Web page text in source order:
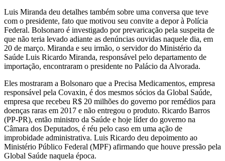
Luis Miranda deu detalhes também sobre uma conversa que teve
com o presidente, fato que motivou seu convite a depor à Polícia
Federal. Bolsonaro é investigado por prevaricação pela suspeita de
que não teria levado adiante as denúncias ouvidas naquele dia, em
20 de março. Miranda e seu irmão, o servidor do Ministério da
Saúde Luis Ricardo Miranda, responsável pelo departamento de
importação, encontraram o presidente no Palácio da Alvorada.
Eles mostraram a Bolsonaro que a Precisa Medicamentos, empresa
responsável pela Covaxin, é dos mesmos sócios da Global Saúde,
empresa que recebeu R$ 20 milhões do governo por remédios para
doenças raras em 2017 e não entregou o produto. Ricardo Barros
(PP-PR), então ministro da Saúde e hoje líder do governo na
Câmara dos Deputados, é réu pelo caso em uma ação de
improbidade administrativa. Luis Ricardo deu depoimento ao
Ministério Público Federal (MPF) afirmando que houve pressão pela
Global Saúde naquela época.